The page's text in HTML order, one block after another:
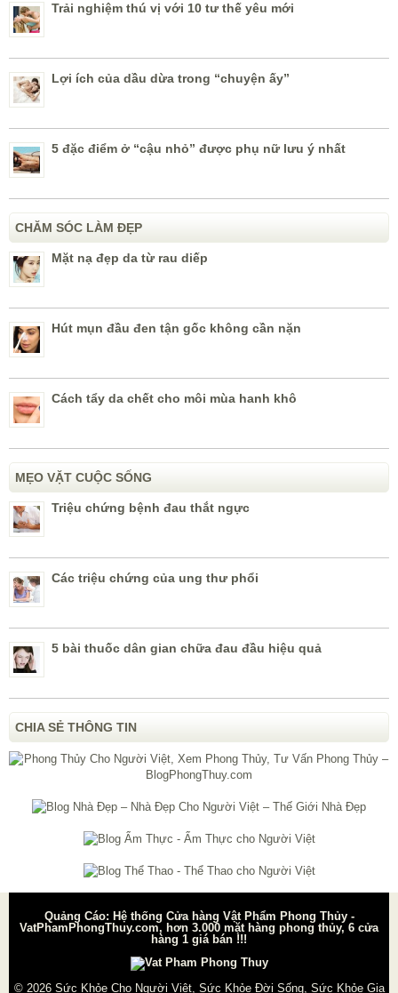
Trải nghiệm thú vị với 10 tư thế yêu mới
Lợi ích của dầu dừa trong “chuyện ấy”
5 đặc điểm ở “cậu nhỏ” được phụ nữ lưu ý nhất
CHĂM SÓC LÀM ĐẸP
Mặt nạ đẹp da từ rau diếp
Hút mụn đầu đen tận gốc không cần nặn
Cách tẩy da chết cho môi mùa hanh khô
MẸO VẶT CUỘC SỐNG
Triệu chứng bệnh đau thắt ngực
Các triệu chứng của ung thư phổi
5 bài thuốc dân gian chữa đau đầu hiệu quả
CHIA SẺ THÔNG TIN
Quảng Cáo: Hệ thống Cửa hàng Vật Phẩm Phong Thủy -
VatPhamPhongThuy.com, hơn 3.000 mặt hàng phong thủy, 6 cửa
hàng 1 giá bán !!!
© 2026 Sức Khỏe Cho Người Việt, Sức Khỏe Đời Sống, Sức Khỏe Gia